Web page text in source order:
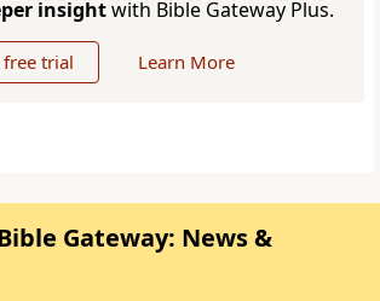
insightwith Bible Gateway Plus.
trial Learn More
Gateway: News &